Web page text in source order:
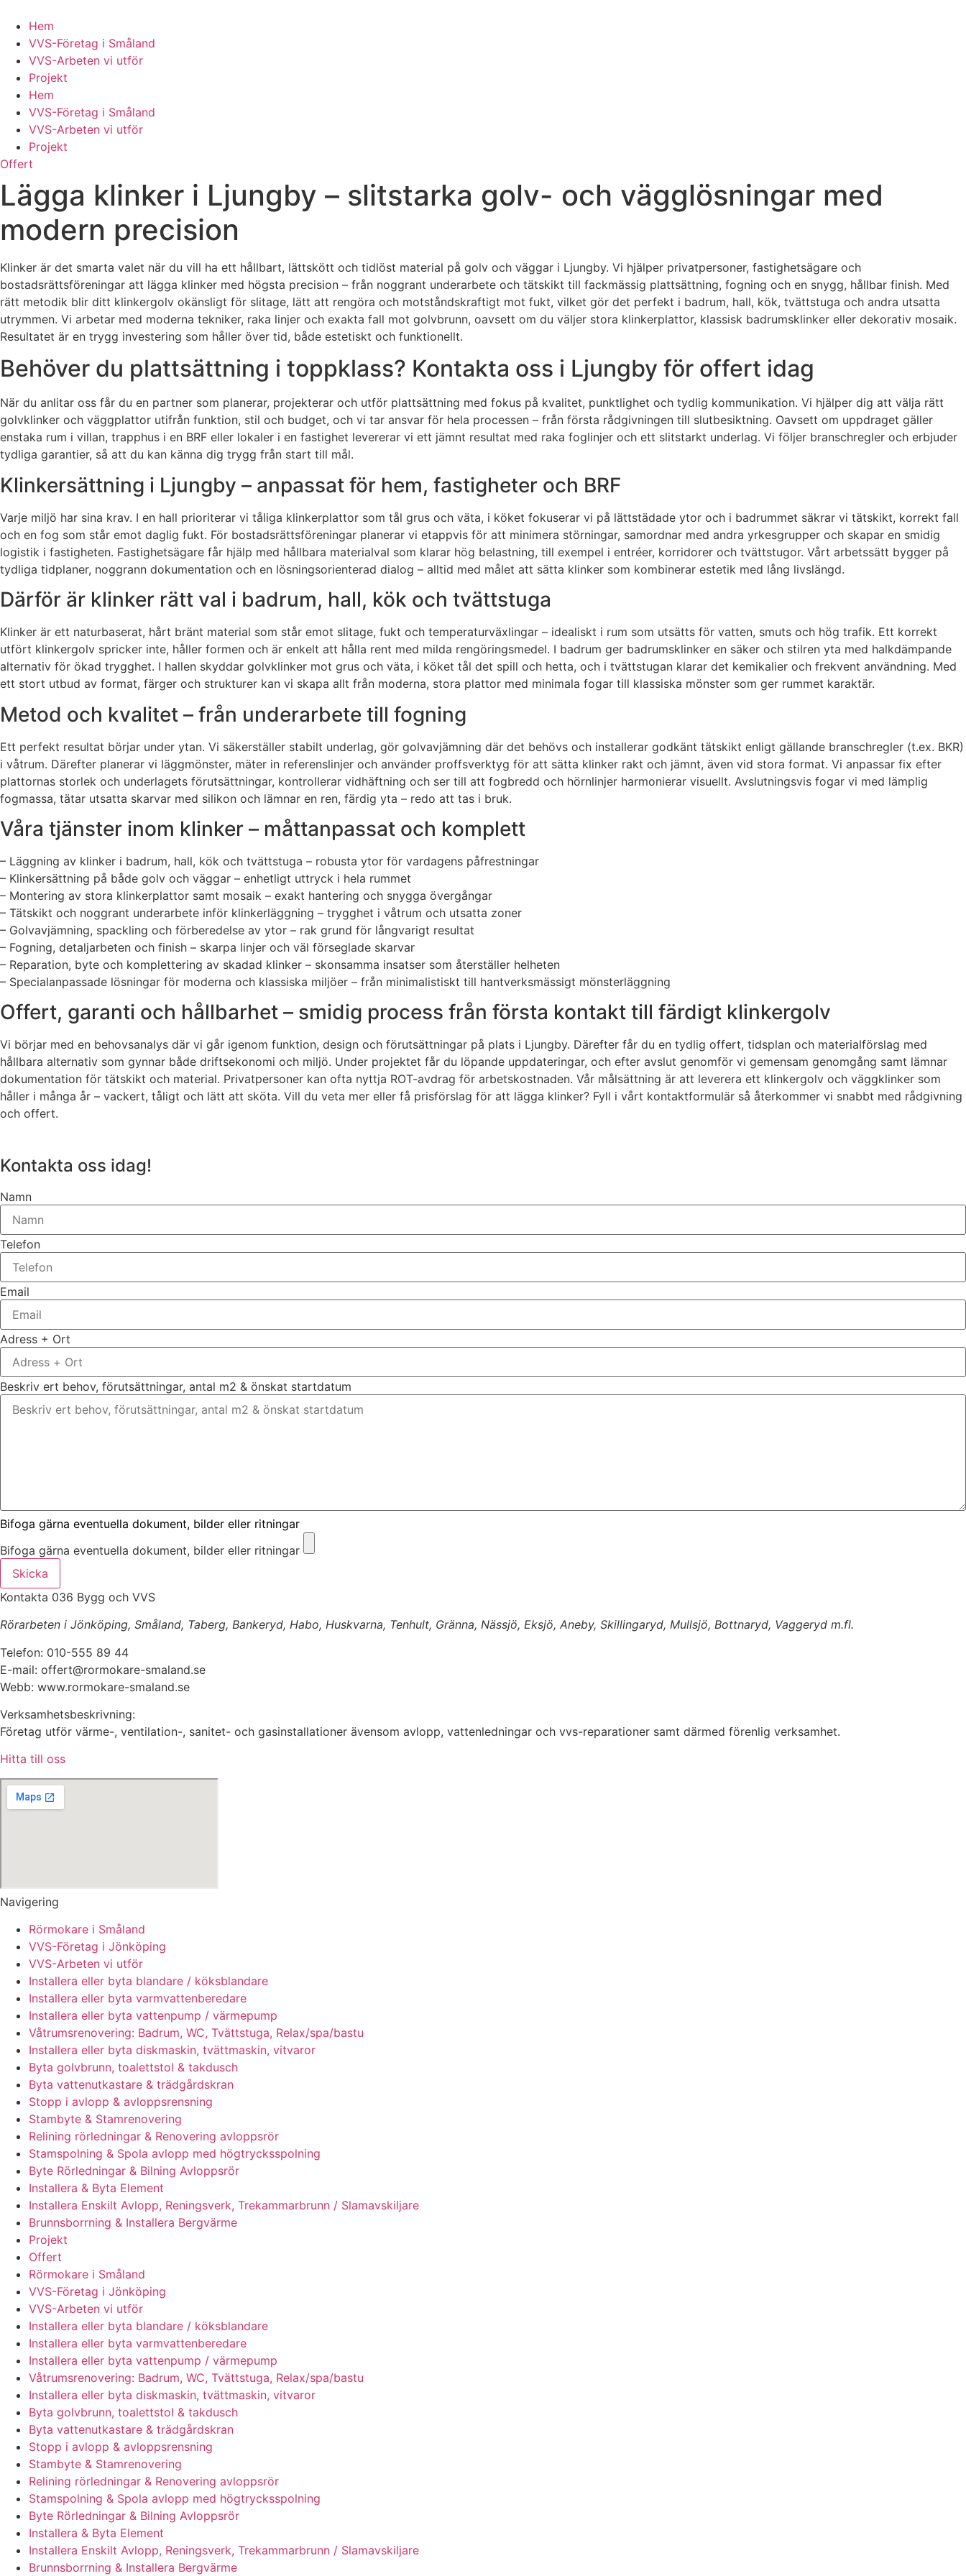
content
Hem
VVS-Företag i Småland
VVS-Arbeten vi utför
Projekt
Hem
VVS-Företag i Småland
VVS-Arbeten vi utför
Projekt
Offert
Lägga klinker i Ljungby – slitstarka golv- och vägglösningar med
modern precision
Klinker är det smarta valet när du vill ha ett hållbart, lättskött och tidlöst material på golv och väggar i Ljungby. Vi hjälper privatpersoner, fastighetsägare och
bostadsrättsföreningar att lägga klinker med högsta precision – från noggrant underarbete och tätskikt till fackmässig plattsättning, fogning och en snygg, hållbar finish. Med
rätt metodik blir ditt klinkergolv okänsligt för slitage, lätt att rengöra och motståndskraftigt mot fukt, vilket gör det perfekt i badrum, hall, kök, tvättstuga och andra utsatta
utrymmen. Vi arbetar med moderna tekniker, raka linjer och exakta fall mot golvbrunn, oavsett om du väljer stora klinkerplattor, klassisk badrumsklinker eller dekorativ mosaik.
Resultatet är en trygg investering som håller över tid, både estetiskt och funktionellt.
Behöver du plattsättning i toppklass? Kontakta oss i Ljungby för offert idag
När du anlitar oss får du en partner som planerar, projekterar och utför plattsättning med fokus på kvalitet, punktlighet och tydlig kommunikation. Vi hjälper dig att välja rätt
golvklinker och väggplattor utifrån funktion, stil och budget, och vi tar ansvar för hela processen – från första rådgivningen till slutbesiktning. Oavsett om uppdraget gäller
enstaka rum i villan, trapphus i en BRF eller lokaler i en fastighet levererar vi ett jämnt resultat med raka foglinjer och ett slitstarkt underlag. Vi följer branschregler och erbjuder
tydliga garantier, så att du kan känna dig trygg från start till mål.
Klinkersättning i Ljungby – anpassat för hem, fastigheter och BRF
Varje miljö har sina krav. I en hall prioriterar vi tåliga klinkerplattor som tål grus och väta, i köket fokuserar vi på lättstädade ytor och i badrummet säkrar vi tätskikt, korrekt fall
och en fog som står emot daglig fukt. För bostadsrättsföreningar planerar vi etappvis för att minimera störningar, samordnar med andra yrkesgrupper och skapar en smidig
logistik i fastigheten. Fastighetsägare får hjälp med hållbara materialval som klarar hög belastning, till exempel i entréer, korridorer och tvättstugor. Vårt arbetssätt bygger på
tydliga tidplaner, noggrann dokumentation och en lösningsorienterad dialog – alltid med målet att sätta klinker som kombinerar estetik med lång livslängd.
Därför är klinker rätt val i badrum, hall, kök och tvättstuga
Klinker är ett naturbaserat, hårt bränt material som står emot slitage, fukt och temperaturväxlingar – idealiskt i rum som utsätts för vatten, smuts och hög trafik. Ett korrekt
utfört klinkergolv spricker inte, håller formen och är enkelt att hålla rent med milda rengöringsmedel. I badrum ger badrumsklinker en säker och stilren yta med halkdämpande
alternativ för ökad trygghet. I hallen skyddar golvklinker mot grus och väta, i köket tål det spill och hetta, och i tvättstugan klarar det kemikalier och frekvent användning. Med
ett stort utbud av format, färger och strukturer kan vi skapa allt från moderna, stora plattor med minimala fogar till klassiska mönster som ger rummet karaktär.
Metod och kvalitet – från underarbete till fogning
Ett perfekt resultat börjar under ytan. Vi säkerställer stabilt underlag, gör golvavjämning där det behövs och installerar godkänt tätskikt enligt gällande branschregler (t.ex. BKR)
i våtrum. Därefter planerar vi läggmönster, mäter in referenslinjer och använder proffsverktyg för att sätta klinker rakt och jämnt, även vid stora format. Vi anpassar fix efter
plattornas storlek och underlagets förutsättningar, kontrollerar vidhäftning och ser till att fogbredd och hörnlinjer harmonierar visuellt. Avslutningsvis fogar vi med lämplig
fogmassa, tätar utsatta skarvar med silikon och lämnar en ren, färdig yta – redo att tas i bruk.
Våra tjänster inom klinker – måttanpassat och komplett
– Läggning av klinker i badrum, hall, kök och tvättstuga – robusta ytor för vardagens påfrestningar
– Klinkersättning på både golv och väggar – enhetligt uttryck i hela rummet
– Montering av stora klinkerplattor samt mosaik – exakt hantering och snygga övergångar
– Tätskikt och noggrant underarbete inför klinkerläggning – trygghet i våtrum och utsatta zoner
– Golvavjämning, spackling och förberedelse av ytor – rak grund för långvarigt resultat
– Fogning, detaljarbeten och finish – skarpa linjer och väl förseglade skarvar
– Reparation, byte och komplettering av skadad klinker – skonsamma insatser som återställer helheten
– Specialanpassade lösningar för moderna och klassiska miljöer – från minimalistiskt till hantverksmässigt mönsterläggning
Offert, garanti och hållbarhet – smidig process från första kontakt till färdigt klinkergolv
Vi börjar med en behovsanalys där vi går igenom funktion, design och förutsättningar på plats i Ljungby. Därefter får du en tydlig offert, tidsplan och materialförslag med
hållbara alternativ som gynnar både driftsekonomi och miljö. Under projektet får du löpande uppdateringar, och efter avslut genomför vi gemensam genomgång samt lämnar
dokumentation för tätskikt och material. Privatpersoner kan ofta nyttja ROT-avdrag för arbetskostnaden. Vår målsättning är att leverera ett klinkergolv och väggklinker som
håller i många år – vackert, tåligt och lätt att sköta. Vill du veta mer eller få prisförslag för att lägga klinker? Fyll i vårt kontaktformulär så återkommer vi snabbt med rådgivning
och offert.
Kontakta oss idag!
Namn
Telefon
Email
Adress + Ort
Beskriv ert behov, förutsättningar, antal m2 & önskat startdatum
Bifoga gärna eventuella dokument, bilder eller ritningar
Bifoga gärna eventuella dokument, bilder eller ritningar
Skicka
Kontakta 036 Bygg och VVS
Rörarbeten i Jönköping, Småland, Taberg, Bankeryd, Habo, Huskvarna, Tenhult, Gränna, Nässjö, Eksjö, Aneby, Skillingaryd, Mullsjö, Bottnaryd, Vaggeryd m.fl.
Telefon: 010-555 89 44
E-mail: offert@rormokare-smaland.se
Webb: www.rormokare-smaland.se
Verksamhetsbeskrivning:
Företag utför värme-, ventilation-, sanitet- och gasinstallationer ävensom avlopp, vattenledningar och vvs-reparationer samt därmed förenlig verksamhet.
Hitta till oss
Navigering
Rörmokare i Småland
VVS-Företag i Jönköping
VVS-Arbeten vi utför
Installera eller byta blandare / köksblandare
Installera eller byta varmvattenberedare
Installera eller byta vattenpump / värmepump
Våtrumsrenovering: Badrum, WC, Tvättstuga, Relax/spa/bastu
Installera eller byta diskmaskin, tvättmaskin, vitvaror
Byta golvbrunn, toalettstol & takdusch
Byta vattenutkastare & trädgårdskran
Stopp i avlopp & avloppsrensning
Stambyte & Stamrenovering
Relining rörledningar & Renovering avloppsrör
Stamspolning & Spola avlopp med högtrycksspolning
Byte Rörledningar & Bilning Avloppsrör
Installera & Byta Element
Installera Enskilt Avlopp, Reningsverk, Trekammarbrunn / Slamavskiljare
Brunnsborrning & Installera Bergvärme
Projekt
Offert
Rörmokare i Småland
VVS-Företag i Jönköping
VVS-Arbeten vi utför
Installera eller byta blandare / köksblandare
Installera eller byta varmvattenberedare
Installera eller byta vattenpump / värmepump
Våtrumsrenovering: Badrum, WC, Tvättstuga, Relax/spa/bastu
Installera eller byta diskmaskin, tvättmaskin, vitvaror
Byta golvbrunn, toalettstol & takdusch
Byta vattenutkastare & trädgårdskran
Stopp i avlopp & avloppsrensning
Stambyte & Stamrenovering
Relining rörledningar & Renovering avloppsrör
Stamspolning & Spola avlopp med högtrycksspolning
Byte Rörledningar & Bilning Avloppsrör
Installera & Byta Element
Installera Enskilt Avlopp, Reningsverk, Trekammarbrunn / Slamavskiljare
Brunnsborrning & Installera Bergvärme